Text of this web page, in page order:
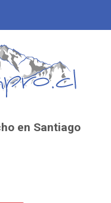
en Santiago